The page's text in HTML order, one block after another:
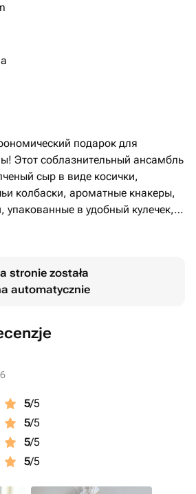
подарок для
Этот соблазнительный ансамбль
сыр в виде косички,
колбаски, ароматные кнакеры,
упакованные в удобный кулечек, и
завершением станет утонченный
stronie została
automatycznie
5/5
5/5
5/5
5/5